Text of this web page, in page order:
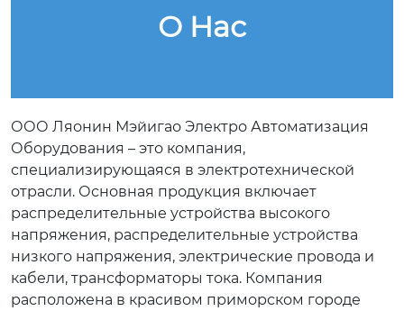
О Hас
ООО Ляонин Мэйигао Электро Автоматизация
Оборудования – это компания,
специализирующаяся в электротехнической
отрасли. Основная продукция включает
распределительные устройства высокого
напряжения, распределительные устройства
низкого напряжения, электрические провода и
кабели, трансформаторы тока. Компания
расположена в красивом приморском городе